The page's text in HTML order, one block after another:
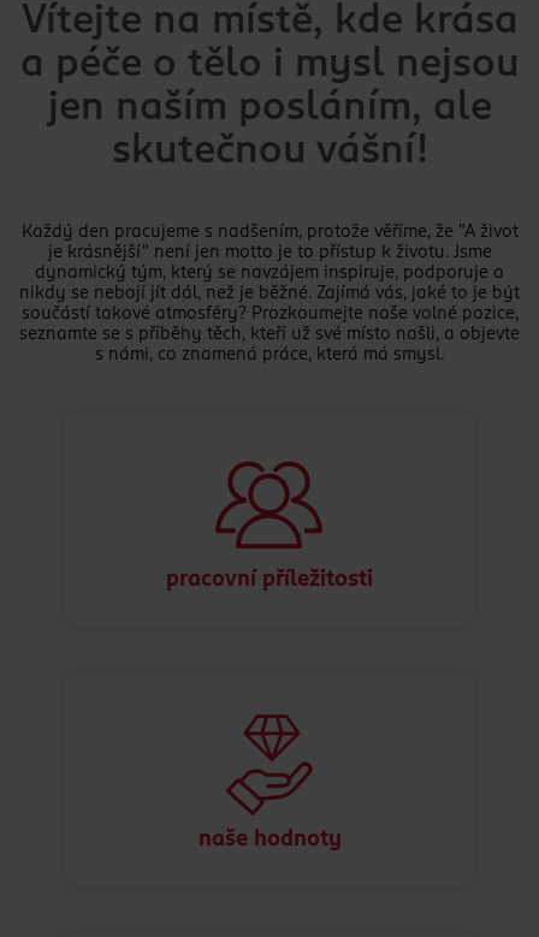
Vítejte na místě, kde krása
a péče o tělo i mysl nejsou
jen naším posláním, ale
skutečnou vášní!
Každý den pracujeme s nadšením, protože věříme, že "A život
je krásnější" není jen motto je to přístup k životu. Jsme
dynamický tým, který se navzájem inspiruje, podporuje a
nikdy se nebojí jít dál, než je běžné. Zajímá vás, jaké to je být
součástí takové atmosféry? Prozkoumejte naše volné pozice,
seznamte se s příběhy těch, kteří už své místo našli, a objevte
s námi, co znamená práce, která má smysl.
pracovní příležitosti
naše hodnoty